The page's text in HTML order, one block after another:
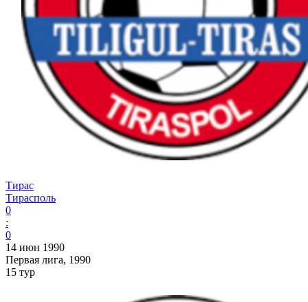
Тирас
Тирасполь
0
:
0
14 июн 1990
Первая лига, 1990
15 тур